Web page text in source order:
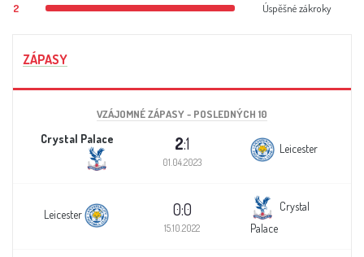
2 Úspěšné zákroky
ZÁPASY
VZÁJOMNÉ ZÁPASY - POSLEDNÝCH 10
Crystal Palace 2:1
01.04.2023
Leicester
Leicester 0:0
15.10.2022
Crystal
Palace